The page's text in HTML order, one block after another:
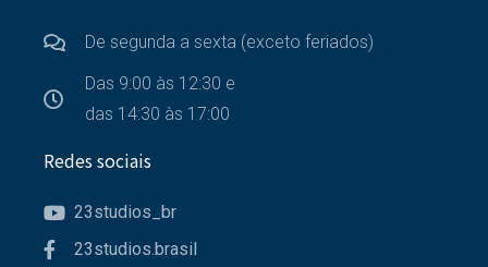
De segunda a sexta (exceto feriados)
Das 9:00 às 12:30 e
das 14:30 às 17:00
Redes sociais
23studios_br
23studios.brasil